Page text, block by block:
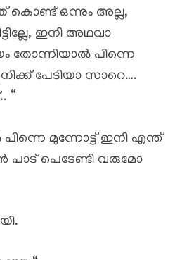
കൊണ്ട് ഒന്നും അല്ല,
ഇനി അഥവാ
തോന്നിയാൽ പിന്നെ
പേടിയാ സാറെ….
“
പിന്നെ മുന്നോട്ട് ഇനി എന്ത്
പാട് പെടേണ്ടി വരുമോ